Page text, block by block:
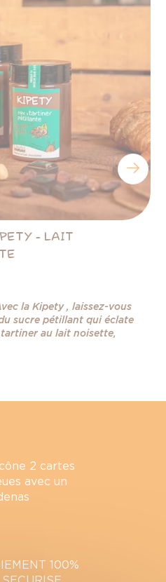
- LAIT
la Kipety , laissez-vous
sucre pétillant qui éclate
au lait noisette,
100%